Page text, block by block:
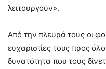
λειτουργούν».
Από την πλευρά τους οι
ευχαριστίες τους προς
δυνατότητα που τους